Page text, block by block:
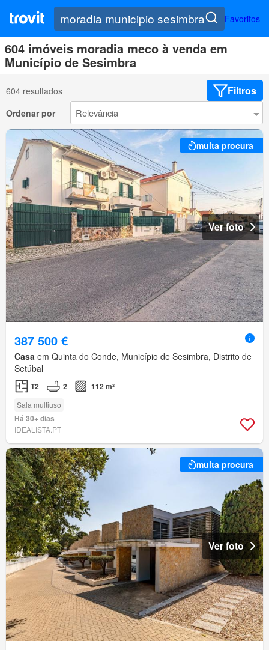
Favoritos
604 imóveis moradia meco à venda em
Município de Sesimbra
604 resultados Filtros
Ordenar por
muita procura
Ver foto
387 500 €
Casa em Quinta do Conde, Município de Sesimbra, Distrito de
Setúbal
T2 2 112 m²
Sala multiuso
Há 30+ dias
IDEALISTA.PT
muita procura
Ver foto